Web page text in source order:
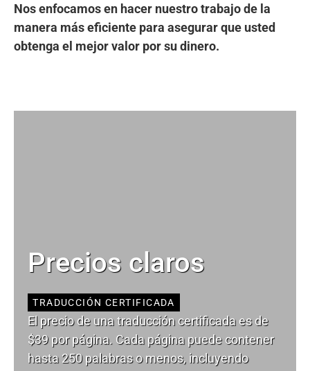
Nos enfocamos en hacer nuestro trabajo de la
manera más eficiente para asegurar que usted
obtenga el mejor valor por su dinero.
Precios claros
TRADUCCIÓN CERTIFICADA
El precio de una traducción certificada es de
$39 por página. Cada página puede contener
hasta 250 palabras o menos, incluyendo